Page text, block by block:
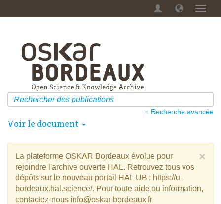
Menu
+ Recherche avancée
Voir le document
×
La plateforme OSKAR Bordeaux évolue pour
rejoindre l'archive ouverte HAL. Retrouvez tous vos
dépôts sur le nouveau portail HAL UB : https://u-
bordeaux.hal.science/. Pour toute aide ou information,
contactez-nous info@oskar-bordeaux.fr